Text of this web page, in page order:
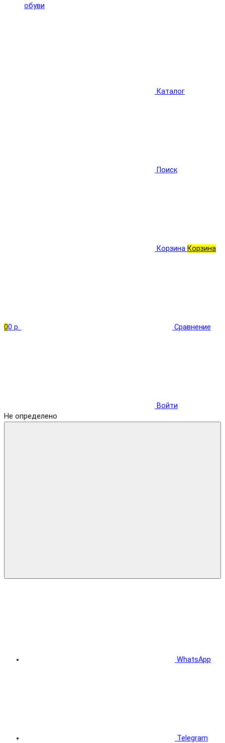
обуви
Каталог
Поиск
Корзина Корзина
00 р. Сравнение
Войти
Не определено
WhatsApp
Telegram